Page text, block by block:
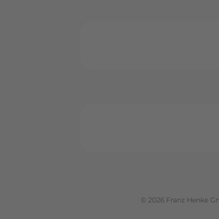
© 2026 Franz Henke